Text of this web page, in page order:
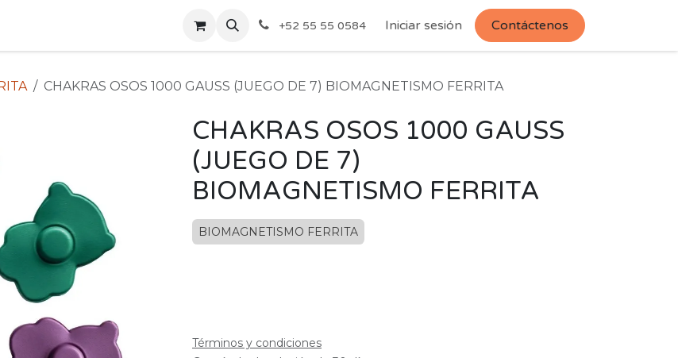
+52 55 55 0584 Iniciar sesión Contáctenos
CHAKRAS OSOS 1000 GAUSS (JUEGO DE 7) BIOMAGNETISMO FERRITA
CHAKRAS OSOS 1000 GAUSS
(JUEGO DE 7)
BIOMAGNETISMO FERRITA
BIOMAGNETISMO FERRITA
Términos y condiciones